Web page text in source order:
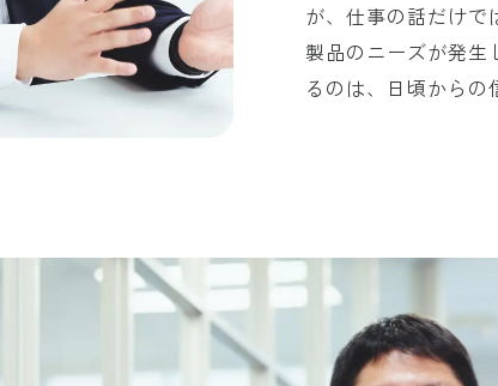
が、仕事の話だけで
製品のニーズが発生
るのは、日頃からの